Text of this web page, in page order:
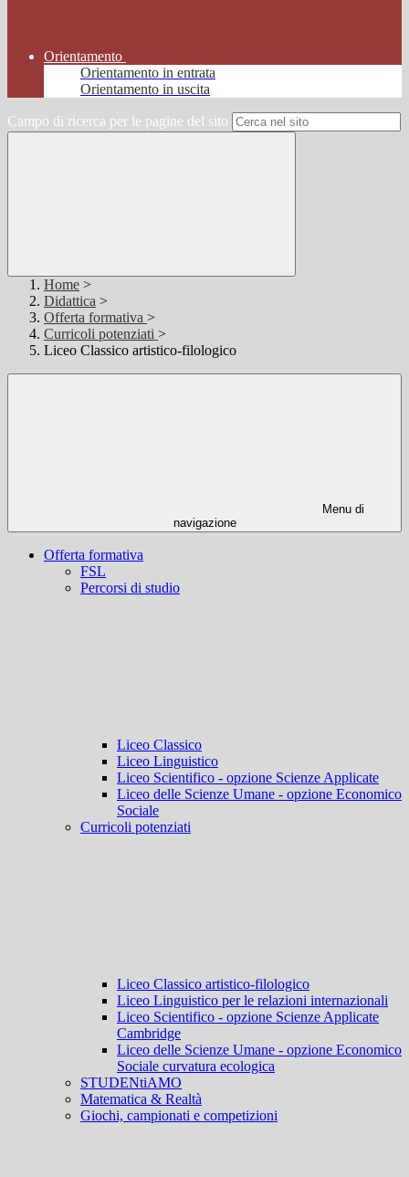
Orientamento
Orientamento in entrata
Orientamento in uscita
Campo di ricerca per le pagine del sito
Home >
Didattica >
Offerta formativa >
Curricoli potenziati >
Liceo Classico artistico-filologico
Menu di
navigazione
Offerta formativa
FSL
Percorsi di studio
Liceo Classico
Liceo Linguistico
Liceo Scientifico - opzione Scienze Applicate
Liceo delle Scienze Umane - opzione Economico
Sociale
Curricoli potenziati
Liceo Classico artistico-filologico
Liceo Linguistico per le relazioni internazionali
Liceo Scientifico - opzione Scienze Applicate
Cambridge
Liceo delle Scienze Umane - opzione Economico
Sociale curvatura ecologica
STUDENtiAMO
Matematica & Realtà
Giochi, campionati e competizioni